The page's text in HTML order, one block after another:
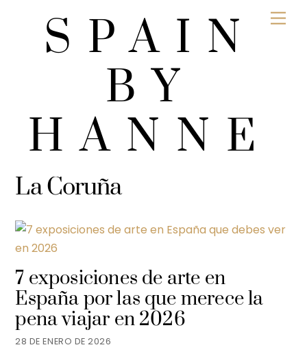
SPAIN
BY
HANNE
La Coruña
28 DE ENERO DE 2026
7 exposiciones de arte en
España por las que merece la
pena viajar en 2026